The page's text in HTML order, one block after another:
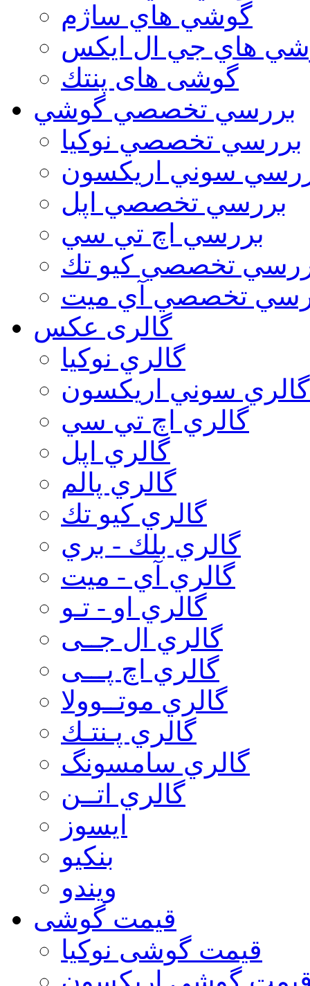
گوشي هاي ساژم
هاي جي ال ايكس
گوشی های پنتك
بررسي تخصصي گوشي
بررسي تخصصي نوكيا
سوني اريكسون
بررسي تخصصي اپل
بررسي اچ تي سي
تخصصي كيو تك
تخصصي آي ميت
گالری عکس
گالري نوكيا
گالري سوني اريكسون
گالري اچ تي سي
گالري اپل
گالري پالم
گالري كيو تك
گالري بلك - بري
گالري آي - ميت
گالري او - تـو
گالري ال جــی
گالري اچ پـــی
گالري موتــوولا
گالري پـنتـك
گالري سامسونگ
گالري اتــن
ایسوز
بنکیو
ویندو
قیمت گوشی
قیمت گوشی نوكيا